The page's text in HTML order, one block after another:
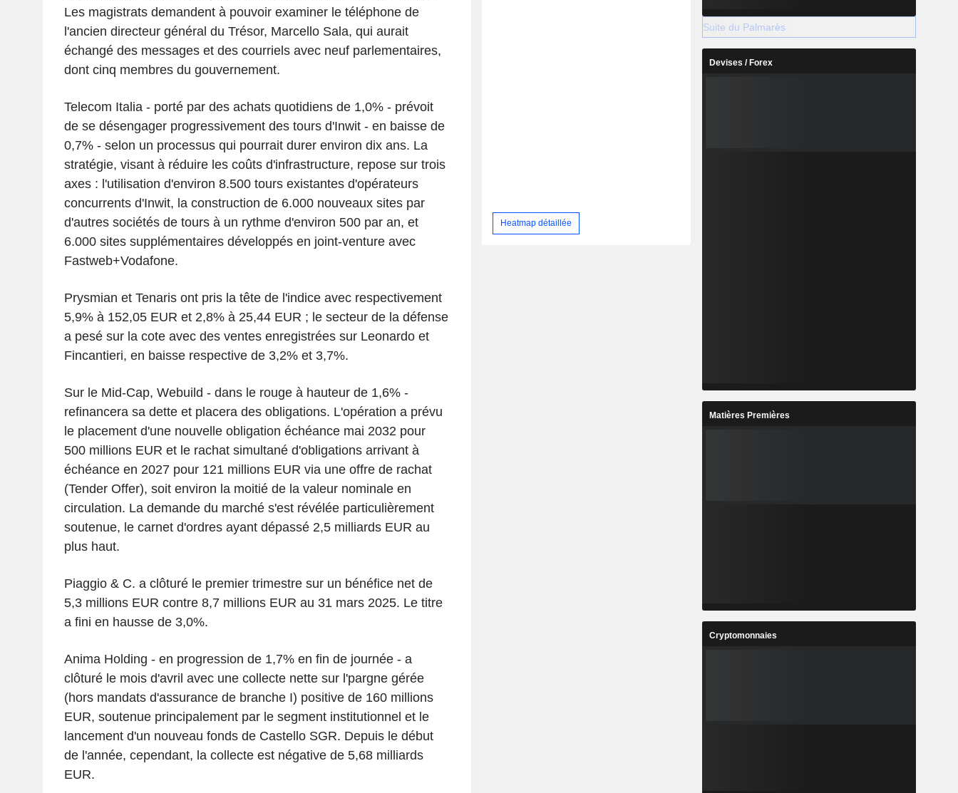
Les magistrats demandent à pouvoir examiner le téléphone de
l'ancien directeur général du Trésor, Marcello Sala, qui aurait
échangé des messages et des courriels avec neuf parlementaires,
dont cinq membres du gouvernement.
Telecom Italia - porté par des achats quotidiens de 1,0% - prévoit
de se désengager progressivement des tours d'Inwit - en baisse de
0,7% - selon un processus qui pourrait durer environ dix ans. La
stratégie, visant à réduire les coûts d'infrastructure, repose sur trois
axes : l'utilisation d'environ 8.500 tours existantes d'opérateurs
concurrents d'Inwit, la construction de 6.000 nouveaux sites par
d'autres sociétés de tours à un rythme d'environ 500 par an, et
6.000 sites supplémentaires développés en joint-venture avec
Fastweb+Vodafone.
Prysmian et Tenaris ont pris la tête de l'indice avec respectivement
5,9% à 152,05 EUR et 2,8% à 25,44 EUR ; le secteur de la défense
a pesé sur la cote avec des ventes enregistrées sur Leonardo et
Fincantieri, en baisse respective de 3,2% et 3,7%.
Sur le Mid-Cap, Webuild - dans le rouge à hauteur de 1,6% -
refinancera sa dette et placera des obligations. L'opération a prévu
le placement d'une nouvelle obligation échéance mai 2032 pour
500 millions EUR et le rachat simultané d'obligations arrivant à
échéance en 2027 pour 121 millions EUR via une offre de rachat
(Tender Offer), soit environ la moitié de la valeur nominale en
circulation. La demande du marché s'est révélée particulièrement
soutenue, le carnet d'ordres ayant dépassé 2,5 milliards EUR au
plus haut.
Piaggio & C. a clôturé le premier trimestre sur un bénéfice net de
5,3 millions EUR contre 8,7 millions EUR au 31 mars 2025. Le titre
a fini en hausse de 3,0%.
Anima Holding - en progression de 1,7% en fin de journée - a
clôturé le mois d'avril avec une collecte nette sur l'pargne gérée
(hors mandats d'assurance de branche I) positive de 160 millions
EUR, soutenue principalement par le segment institutionnel et le
lancement d'un nouveau fonds de Castello SGR. Depuis le début
de l'année, cependant, la collecte est négative de 5,68 milliards
EUR.
Heatmap détaillée
Suite du Palmarès
Devises / Forex
Matières Premières
Cryptomonnaies